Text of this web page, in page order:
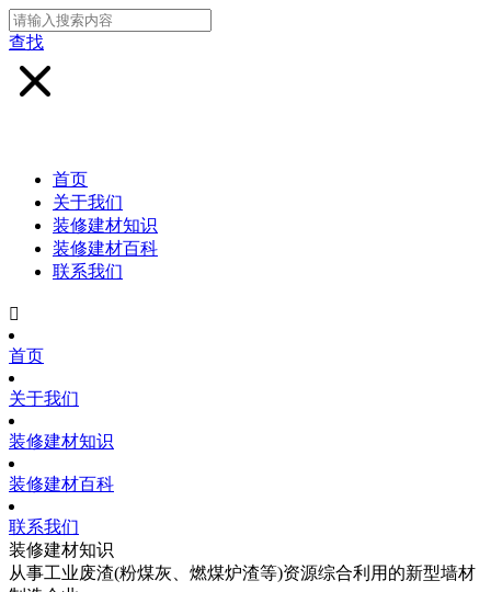
查找
首页
关于我们
装修建材知识
装修建材百科
联系我们

首页
关于我们
装修建材知识
装修建材百科
联系我们
装修建材知识
从事工业废渣(粉煤灰、燃煤炉渣等)资源综合利用的新型墙材